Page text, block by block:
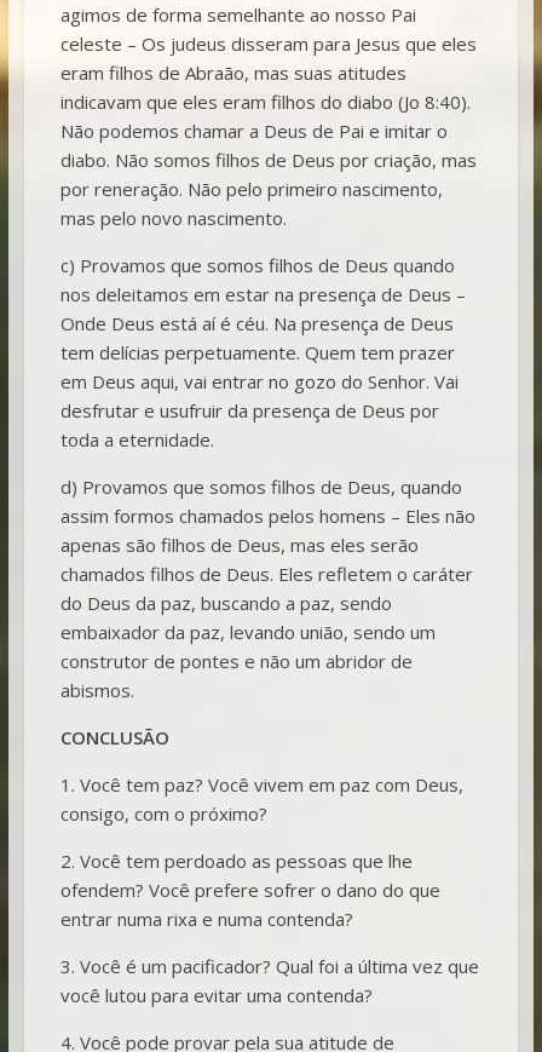
agimos de forma semelhante ao nosso Pai
celeste – Os judeus disseram para Jesus que eles
eram filhos de Abraão, mas suas atitudes
indicavam que eles eram filhos do diabo (Jo 8:40).
Não podemos chamar a Deus de Pai e imitar o
diabo. Não somos filhos de Deus por criação, mas
por reneração. Não pelo primeiro nascimento,
mas pelo novo nascimento.
c) Provamos que somos filhos de Deus quando
nos deleitamos em estar na presença de Deus –
Onde Deus está aí é céu. Na presença de Deus
tem delícias perpetuamente. Quem tem prazer
em Deus aqui, vai entrar no gozo do Senhor. Vai
desfrutar e usufruir da presença de Deus por
toda a eternidade.
d) Provamos que somos filhos de Deus, quando
assim formos chamados pelos homens – Eles não
apenas são filhos de Deus, mas eles serão
chamados filhos de Deus. Eles refletem o caráter
do Deus da paz, buscando a paz, sendo
embaixador da paz, levando união, sendo um
construtor de pontes e não um abridor de
abismos.
CONCLUSÃO
1. Você tem paz? Você vivem em paz com Deus,
consigo, com o próximo?
2. Você tem perdoado as pessoas que lhe
ofendem? Você prefere sofrer o dano do que
entrar numa rixa e numa contenda?
3. Você é um pacificador? Qual foi a última vez que
você lutou para evitar uma contenda?
4. Você pode provar pela sua atitude de